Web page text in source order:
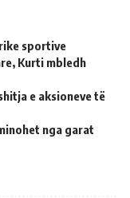
sportive
Kurti mbledh
e aksioneve të
nga garat